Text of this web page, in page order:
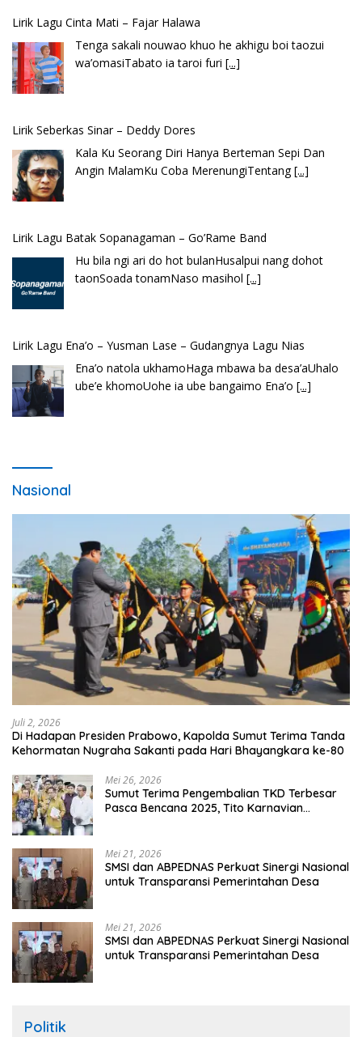
Lirik Seberkas Sinar – Deddy Dores
Kala Ku Seorang Diri Hanya Berteman Sepi Dan
Angin MalamKu Coba MerenungiTentang
Lirik Lagu Batak Sopanagaman – Go’Rame Band
Hu bila ngi ari do hot bulanHusalpui nang dohot
taonSoada tonamNaso masihol[...]
Lirik Lagu Ena’o – Yusman Lase – Gudangnya Lagu Nias
Ena’o natola ukhamoHaga mbawa ba desa’aUhalo
ube’e khomoUohe ia ube bangaimo Ena’o
Lirik Lagu FAFOFA Ciptaan Fajar Halawa Vocal Rendi Gulo
Bembambörö dödöu he akhiguMene mene sino
lawaö khöuMeinötö niowalu, mela’angdröi ita
Nasional
Juli 2, 2026
Di Hadapan Presiden Prabowo, Kapolda Sumut Terima Tanda
Kehormatan Nugraha Sakanti pada Hari Bhayangkara ke-80
Mei 26, 2026
Sumut Terima Pengembalian TKD Terbesar
Pasca Bencana 2025, Tito Karnavian
Mei 21, 2026
SMSI dan ABPEDNAS Perkuat Sinergi Nasional
untuk Transparansi Pemerintahan Desa
Mei 21, 2026
SMSI dan ABPEDNAS Perkuat Sinergi Nasional
untuk Transparansi Pemerintahan Desa
Politik